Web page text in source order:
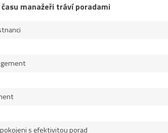
manažeři tráví poradami
s efektivitou porad